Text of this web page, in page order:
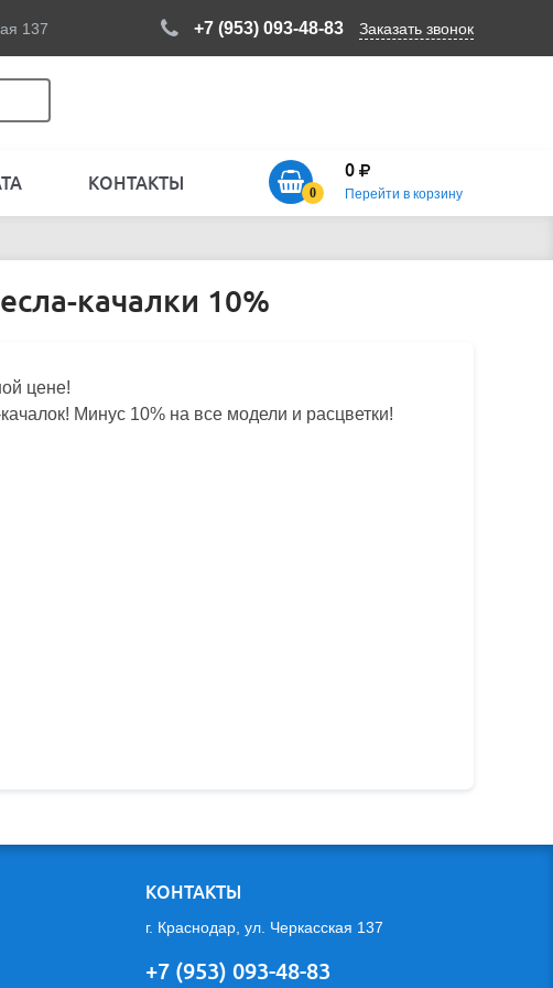
137 +7 (953) 093-48-83 Заказать звонок
КОНТАКТЫ 0
0
Перейти в корзину
качалки 10%
цене!
Минус 10% на все модели и расцветки!
КОНТАКТЫ
г. Краснодар, ул. Черкасская 137
+7 (953) 093-48-83